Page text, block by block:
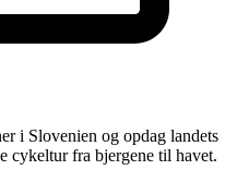
i Slovenien og opdag landets
cykeltur fra bjergene til havet.